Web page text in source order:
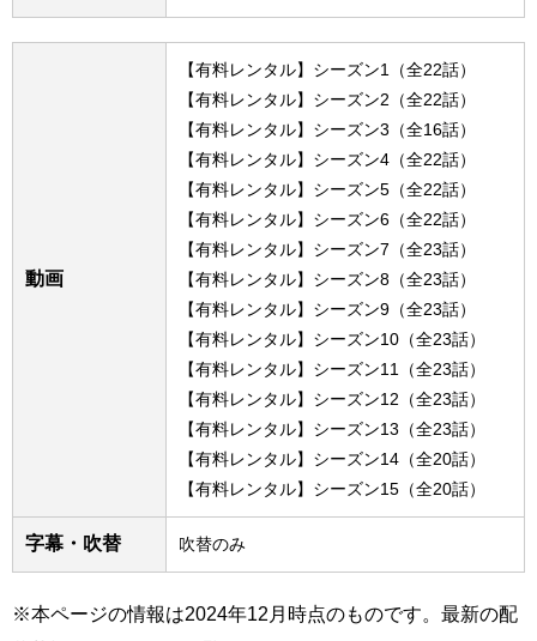
動画
【有料レンタル】シーズン1（全22話）
【有料レンタル】シーズン2（全22話）
【有料レンタル】シーズン3（全16話）
【有料レンタル】シーズン4（全22話）
【有料レンタル】シーズン5（全22話）
【有料レンタル】シーズン6（全22話）
【有料レンタル】シーズン7（全23話）
【有料レンタル】シーズン8（全23話）
【有料レンタル】シーズン9（全23話）
【有料レンタル】シーズン10（全23話）
【有料レンタル】シーズン11（全23話）
【有料レンタル】シーズン12（全23話）
【有料レンタル】シーズン13（全23話）
【有料レンタル】シーズン14（全20話）
【有料レンタル】シーズン15（全20話）
字幕・吹替 吹替のみ
※本ページの情報は2024年12月時点のものです。最新の配